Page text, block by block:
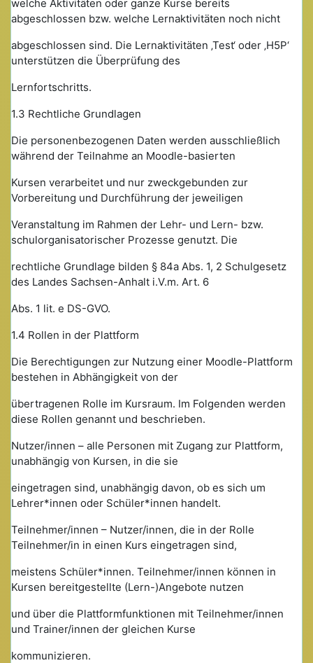
welche Aktivitäten oder ganze Kurse bereits
abgeschlossen bzw. welche Lernaktivitäten noch nicht
abgeschlossen sind. Die Lernaktivitäten ‚Test‘ oder ‚H5P‘
unterstützen die Überprüfung des
Lernfortschritts.
1.3 Rechtliche Grundlagen
Die personenbezogenen Daten werden ausschließlich
während der Teilnahme an Moodle-basierten
Kursen verarbeitet und nur zweckgebunden zur
Vorbereitung und Durchführung der jeweiligen
Veranstaltung im Rahmen der Lehr- und Lern- bzw.
schulorganisatorischer Prozesse genutzt. Die
rechtliche Grundlage bilden § 84a Abs. 1, 2 Schulgesetz
des Landes Sachsen-Anhalt i.V.m. Art. 6
Abs. 1 lit. e DS-GVO.
1.4 Rollen in der Plattform
Die Berechtigungen zur Nutzung einer Moodle-Plattform
bestehen in Abhängigkeit von der
übertragenen Rolle im Kursraum. Im Folgenden werden
diese Rollen genannt und beschrieben.
Nutzer/innen – alle Personen mit Zugang zur Plattform,
unabhängig von Kursen, in die sie
eingetragen sind, unabhängig davon, ob es sich um
Lehrer*innen oder Schüler*innen handelt.
Teilnehmer/innen – Nutzer/innen, die in der Rolle
Teilnehmer/in in einen Kurs eingetragen sind,
meistens Schüler*innen. Teilnehmer/innen können in
Kursen bereitgestellte (Lern-)Angebote nutzen
und über die Plattformfunktionen mit Teilnehmer/innen
und Trainer/innen der gleichen Kurse
kommunizieren.